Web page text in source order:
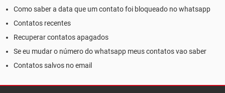
Como saber a data que um contato foi bloqueado no whatsapp
Contatos recentes
Recuperar contatos apagados
Se eu mudar o número do whatsapp meus contatos vao saber
Contatos salvos no email